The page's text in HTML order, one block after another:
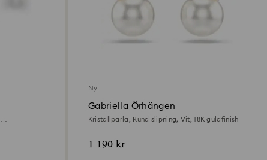
Ny
Gabriella Örhängen
Kristallpärla, Rund slipning, Vit, 18K guldfinish
1 190 kr